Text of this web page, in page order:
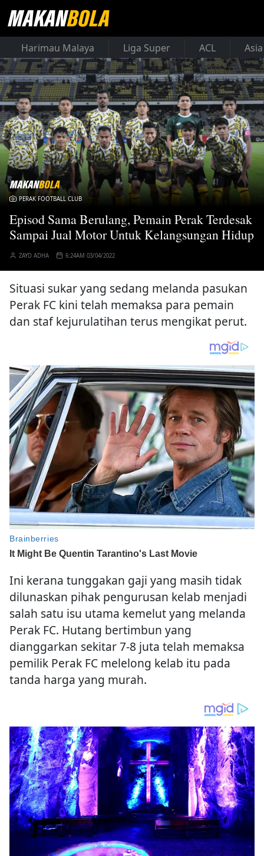
Harimau Malaya Liga Super ACL
PERAK FOOTBALL CLUB
Episod Sama Berulang, Pemain Perak Terdesak
Sampai Jual Motor Untuk Kelangsungan Hidup
ZAYD ADHA 6:24AM 03/04/2022
Situasi sukar yang sedang melanda pasukan
Perak FC kini telah memaksa para pemain
dan staf kejurulatihan terus mengikat perut.
Ini kerana tunggakan gaji yang masih tidak
dilunaskan pihak pengurusan kelab menjadi
salah satu isu utama kemelut yang melanda
Perak FC. Hutang bertimbun yang
dianggarkan sekitar 7-8 juta telah memaksa
pemilik Perak FC melelong kelab itu pada
tanda harga yang murah.